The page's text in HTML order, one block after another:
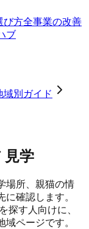
び方全事業の改善
ブ
域別ガイド
見学
場所、親猫の情
確認します。
を探す人向けに、
ページです。